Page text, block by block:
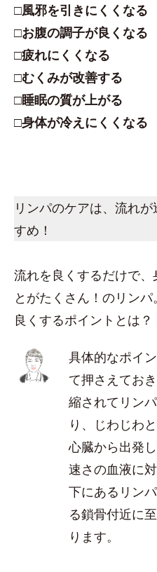
□風邪を引きにくくなる
□お腹の調子が良くなる
□疲れにくくなる
□むくみが改善する
□睡眠の質が上がる
□身体が冷えにくくなる
リンパのケアは、流れ
すめ！
流れを良くするだけで
とがたくさん！のリン
良くするポイントとは？
具体的なポイ
て押さえてお
縮されてリン
り、じわじわ
心臓から出発
速さの血液に
下にあるリン
る鎖骨付近に
ります。